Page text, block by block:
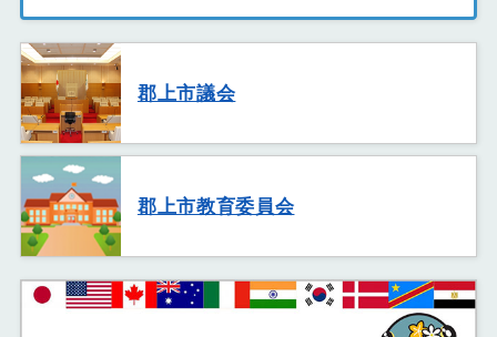
郡上市議会
郡上市教育委員会